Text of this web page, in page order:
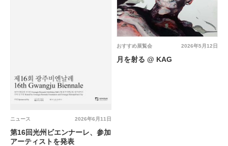
2026年6月11日
ニュース
第16回光州ビエンナーレ、参加
アーティストを発表
2026年5月12日
おすすめ展覧会
月を射る @ KAG